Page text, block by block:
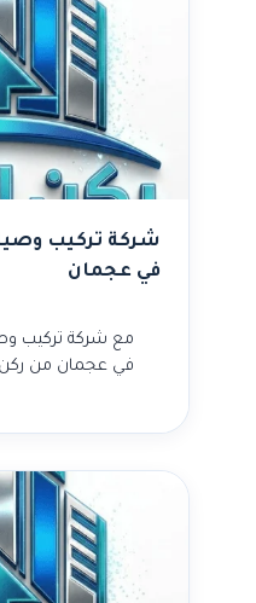
شركة تركيب
في عجمان
مع شركة تركيب
في عجمان من